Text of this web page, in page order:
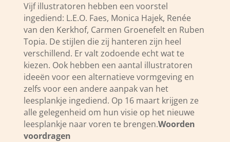
Vijf illustratoren hebben een voorstel
ingediend: L.E.O. Faes, Monica Hajek, Renée
van den Kerkhof, Carmen Groenefelt en Ruben
Topia. De stijlen die zij hanteren zijn heel
verschillend. Er valt zodoende echt wat te
kiezen. Ook hebben een aantal illustratoren
ideeën voor een alternatieve vormgeving en
zelfs voor een andere aanpak van het
leesplankje ingediend. Op 16 maart krijgen ze
alle gelegenheid om hun visie op het nieuwe
leesplankje naar voren te brengen.Woorden
voordragen